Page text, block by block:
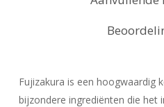
Fujizakura is een hoogwaardig
bijzondere ingrediënten die het